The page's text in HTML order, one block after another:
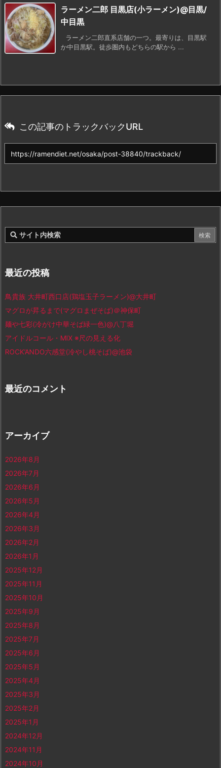
ラーメン二郎 目黒店(小ラーメン)@目黒/
中目黒
ラーメン二郎直系店舗の一つ。最寄りは、目黒駅
か中目黒駅。徒歩圏内もどちらの駅から ...
この記事のトラックバックURL
最近の投稿
鳥貴族 大井町西口店(鶏塩玉子ラーメン)@大井町
マグロが昇るまで(マグロまぜそば)＠神保町
麺や七彩(冷がけ中華そば緑一色)@八丁堀
アイドルコール・MIX ※尺の見える化
ROCK’ANDO六感堂(冷やし桃そば)@池袋
最近のコメント
アーカイブ
2026年8月
2026年7月
2026年6月
2026年5月
2026年4月
2026年3月
2026年2月
2026年1月
2025年12月
2025年11月
2025年10月
2025年9月
2025年8月
2025年7月
2025年6月
2025年5月
2025年4月
2025年3月
2025年2月
2025年1月
2024年12月
2024年11月
2024年10月